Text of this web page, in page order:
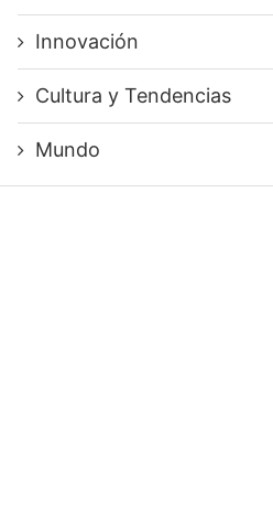
Innovación
⁠Cultura y Tendencias
Mundo